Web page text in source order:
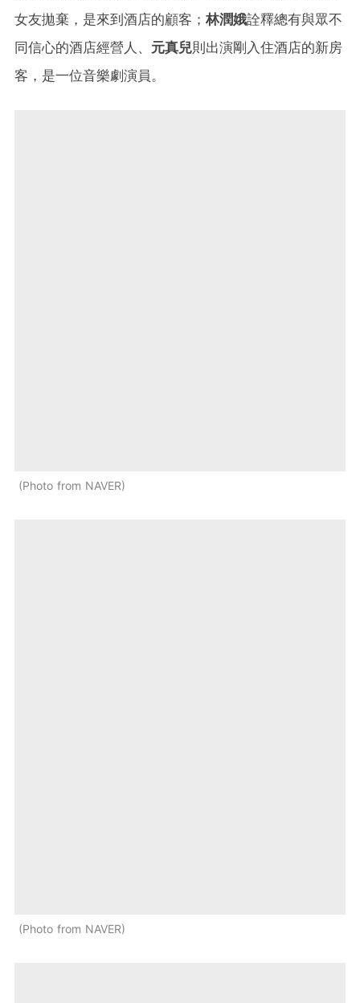
女友拋棄，是來到酒店的顧客； 林潤娥詮釋總有與眾不
同信心的酒店經營人、 元真兒則出演剛入住酒店的新房
客，是一位音樂劇演員。
Photo from NAVER
Photo from NAVER